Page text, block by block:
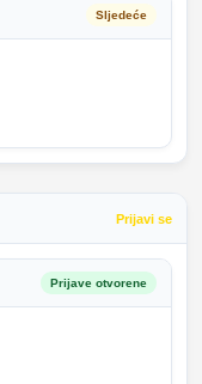
Sljedeće
Prijavi se
Prijave otvorene